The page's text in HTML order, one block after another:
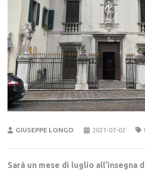
GIUSEPPE LONGO 2021-07-02
Sarà un mese di luglio all’insegna